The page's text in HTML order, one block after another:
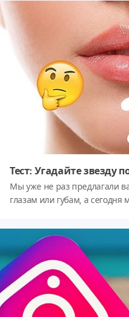
Тест: Угадайте звезду
Мы уже не раз предлагали
глазам или губам, а сегодня
Готовы? Тогда вперед!